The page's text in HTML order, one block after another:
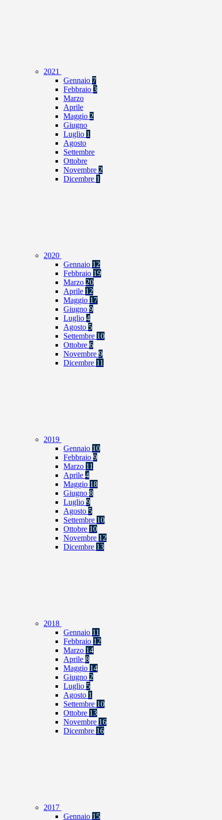
2021
Gennaio 7
Febbraio 3
Marzo
Aprile
Maggio 2
Giugno
Luglio 1
Agosto
Settembre
Ottobre
Novembre 2
Dicembre 1
2020
Gennaio 12
Febbraio 19
Marzo 20
Aprile 12
Maggio 17
Giugno 9
Luglio 4
Agosto 5
Settembre 10
Ottobre 6
Novembre 9
Dicembre 11
2019
Gennaio 10
Febbraio 9
Marzo 11
Aprile 4
Maggio 18
Giugno 8
Luglio 9
Agosto 5
Settembre 10
Ottobre 10
Novembre 12
Dicembre 13
2018
Gennaio 11
Febbraio 12
Marzo 14
Aprile 8
Maggio 14
Giugno 2
Luglio 5
Agosto 1
Settembre 10
Ottobre 13
Novembre 16
Dicembre 16
2017
Gennaio 15